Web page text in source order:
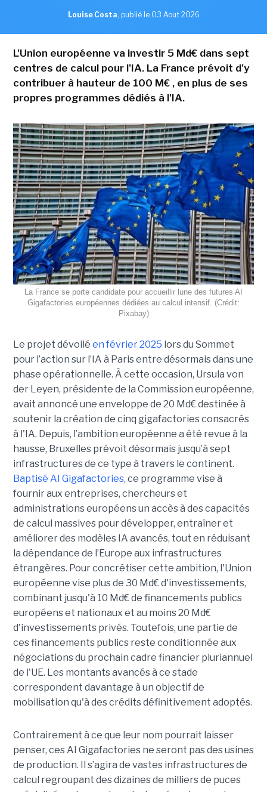
Louise Costa, publié le 03 Aout 2026
L'Union européenne va investir 5 Md€ dans sept
centres de calcul pour l'IA. La France prévoit d'y
contribuer à hauteur de 100 M€ , en plus de ses
propres programmes dédiés à l'IA.
La France se porte candidate pour accueillir lune des futures AI
Gigafactories européennes dédiées au calcul intensif. (Crédit:
Pixabay)
Le projet dévoilé en février 2025 lors du Sommet
pour l’action sur l’IA à Paris entre désormais dans une
phase opérationnelle. À cette occasion, Ursula von
der Leyen, présidente de la Commission européenne,
avait annoncé une enveloppe de 20 Md€ destinée à
soutenir la création de cinq gigafactories consacrés
à l'IA. Depuis, l’ambition européenne a été revue à la
hausse, Bruxelles prévoit désormais jusqu’à sept
infrastructures de ce type à travers le continent.
Baptisé AI Gigafactories, ce programme vise à
fournir aux entreprises, chercheurs et
administrations européens un accès à des capacités
de calcul massives pour développer, entraîner et
améliorer des modèles IA avancés, tout en réduisant
la dépendance de l’Europe aux infrastructures
étrangères. Pour concrétiser cette ambition, l'Union
européenne vise plus de 30 Md€ d'investissements,
combinant jusqu'à 10 Md€ de financements publics
européens et nationaux et au moins 20 Md€
d'investissements privés. Toutefois, une partie de
ces financements publics reste conditionnée aux
négociations du prochain cadre financier pluriannuel
de l'UE. Les montants avancés à ce stade
correspondent davantage à un objectif de
mobilisation qu'à des crédits définitivement adoptés.
Contrairement à ce que leur nom pourrait laisser
penser, ces AI Gigafactories ne seront pas des usines
de production. Il s’agira de vastes infrastructures de
calcul regroupant des dizaines de milliers de puces